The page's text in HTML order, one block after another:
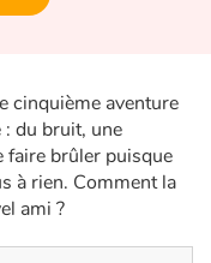
cinquième aventure
du bruit, une
faire brûler puisque
à rien. Comment la
ami ?